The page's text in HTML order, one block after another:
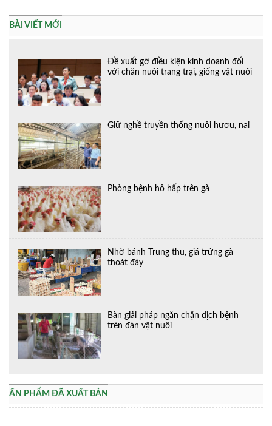
BÀI VIẾT MỚI
Đề xuất gỡ điều kiện kinh doanh đối
với chăn nuôi trang trại, giống vật nuôi
Giữ nghề truyền thống nuôi hươu, nai
Phòng bệnh hô hấp trên gà
Nhờ bánh Trung thu, giá trứng gà
thoát đáy
Bàn giải pháp ngăn chặn dịch bệnh
trên đàn vật nuôi
ẤN PHẨM ĐÃ XUẤT BẢN